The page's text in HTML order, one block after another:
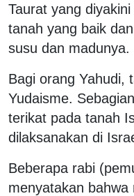
Taurat yang
tanah yang baik
susu dan madunya.
Bagi orang Yahudi,
Yudaisme.
terikat pada tanah
dilaksanakan di
Beberapa rabi
menyatakan